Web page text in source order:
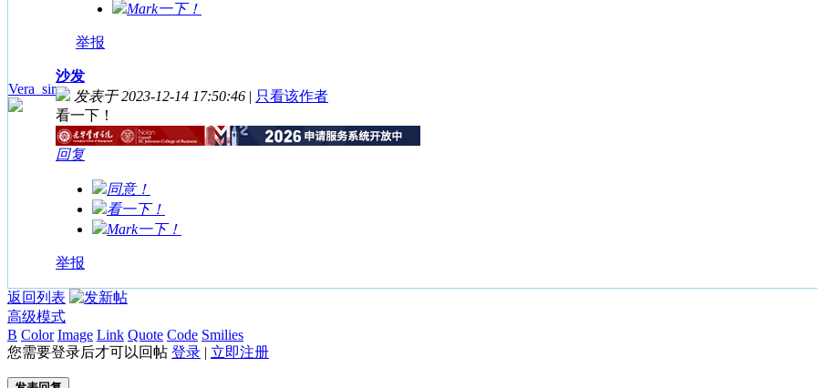
Mark一下！
举报
Vera_sir
沙发
发表于 2023-12-14 17:50:46 | 只看该作者
看一下！
回复
同意！
看一下！
Mark一下！
举报
返回列表
高级模式
B Color Image Link Quote Code Smilies
您需要登录后才可以回帖 登录 | 立即注册